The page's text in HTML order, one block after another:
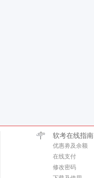
软考在线指南
优惠劵及余额
在线支付
修改密码